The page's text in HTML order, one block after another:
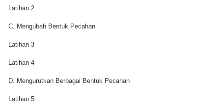
Latihan 2
C. Mengubah Bentuk Pecahan
Latihan 3
Latihan 4
D. Mengurutkan Berbagai Bentuk Pecahan
Latihan 5